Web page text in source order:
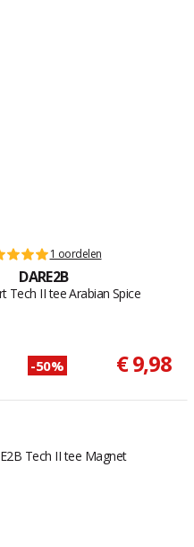
1 oordelen
DARE2B
Tech II tee Arabian Spice
-50% € 9,98